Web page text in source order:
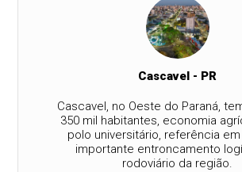
Cascavel - PR
Cascavel, no Oeste do Paraná,
350 mil habitantes, economia
polo universitário, referência
importante entroncamento
rodoviário da região.